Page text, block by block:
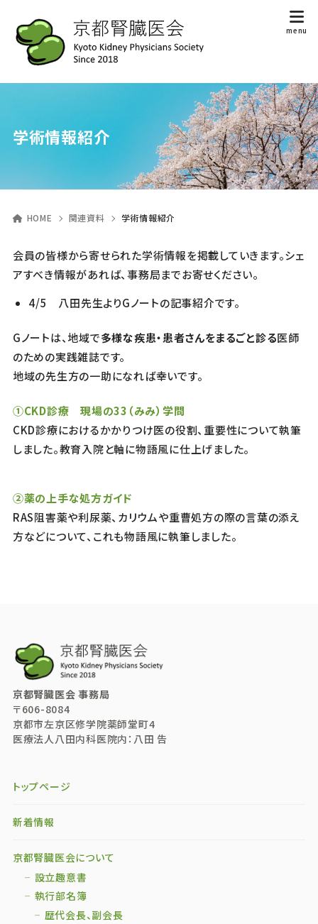
学術情報紹介
HOME 関連資料 学術情報紹介
会員の皆様から寄せられた学術情報を掲載していきます。シェ
アすべき情報があれば、事務局までお寄せください。
4/5 八田先生よりGノートの記事紹介です。
Gノートは、地域で多様な疾患・患者さんをまるごと診る医師
のための実践雑誌です。
地域の先生方の一助になれば幸いです。
①CKD診療 現場の33（みみ）学問
CKD診療におけるかかりつけ医の役割、重要性について執筆
しました。教育入院と軸に物語風に仕上げました。
②薬の上手な処方ガイド
RAS阻害薬や利尿薬、カリウムや重曹処方の際の言葉の添え
方などについて、これも物語風に執筆しました。
京都腎臓医会 事務局
〒606-8084
京都市左京区修学院薬師堂町4
医療法人八田内科医院内：八田 告
トップページ
新着情報
京都腎臓医会について
設立趣意書
執行部名簿
歴代会長、副会長